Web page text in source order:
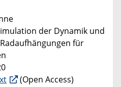
der Dynamik und
für
(Open Access)